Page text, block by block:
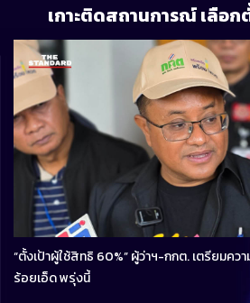
เกาะติดสถานการณ์ เลือก
“ตั้งเป้าผู้ใช้สิทธิ 60%” ผู้ว่าฯ-กกต. เตรียมค
ร้อยเอ็ด พรุ่งนี้